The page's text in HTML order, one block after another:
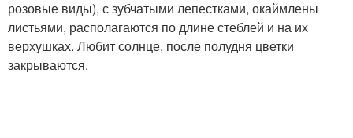
розовые виды), с зубчатыми лепестками, окаймлены
листьями, располагаются по длине стеблей и на их
верхушках. Любит солнце, после полудня цветки
закрываются.